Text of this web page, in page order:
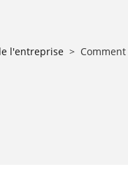
l'entreprise >